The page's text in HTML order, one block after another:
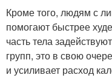
Кроме того, людям с
помогают быстрее
часть тела
групп, это в свою
и усиливает расход